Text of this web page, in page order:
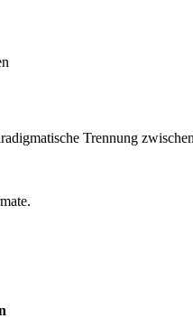
Trennung